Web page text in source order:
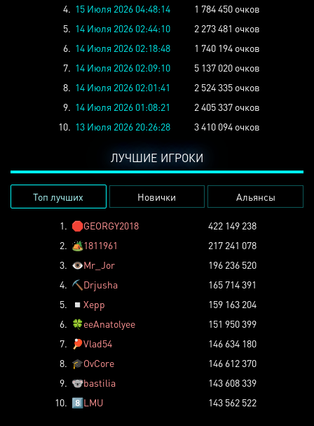
4. 15 Июля 2026 04:48:14
1 784 450 очков
5. 14 Июля 2026 02:44:10
2 273 481 очков
6. 14 Июля 2026 02:18:48
1 740 194 очков
7. 14 Июля 2026 02:09:10
5 137 020 очков
8. 14 Июля 2026 02:01:41
2 524 335 очков
9. 14 Июля 2026 01:08:21
2 405 337 очков
10. 13 Июля 2026 20:26:28 3 410 094 очков
ЛУЧШИЕ ИГРОКИ
Топ лучших Новички Альянсы
1. 🛑GEORGY2018
422 149 238
2. 🏕️1811961
217 241 078
3. 👁️Mr_Jor
196 236 520
4. ⛏️ Drjusha
165 714 391
5.
◽ Xepp
159 163 204
6. 🍀eeAnatolyee
151 950 399
7.
🏓Vlad54
146 634 180
8. 🎓OvCore
146 612 370
9. 🐨bastilia
143 608 339
10. 8️⃣LMU 143 562 522